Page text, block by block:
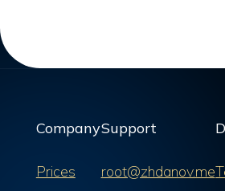
Company
Prices
Support
root@zhdanov.me